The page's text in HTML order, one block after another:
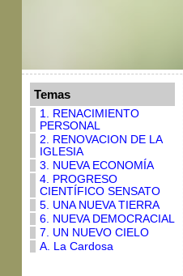
Temas
1. RENACIMIENTO
PERSONAL
2. RENOVACION DE LA
IGLESIA
3. NUEVA ECONOMÍA
4. PROGRESO
CIENTÍFICO SENSATO
5. UNA NUEVA TIERRA
6. NUEVA DEMOCRACIAL
7. UN NUEVO CIELO
A. La Cardosa